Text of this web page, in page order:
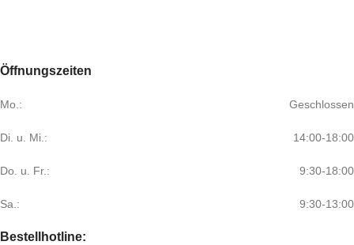
Öffnungszeiten
Mo.: Geschlossen
Di. u. Mi.: 14:00-18:00
Do. u. Fr.: 9:30-18:00
Sa.: 9:30-13:00
Bestellhotline: